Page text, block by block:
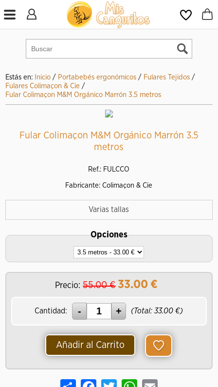
Estás en: Inicio / Portabebés ergonómicos / Fulares Tejidos /
Fulares Colimaçon & Cie /
Fular Colimaçon M&M Orgánico Marrón 3.5 metros
Fular Colimaçon M&M Orgánico Marrón 3.5
metros
Ref.: FULCCO
Fabricante: Colimaçon & Cie
Varias tallas
Opciones
Precio: 55.00 € 33.00 €
Cantidad: (Total:33.00 €)
Añadir al Carrito
Share FacebookTwitterWhatsApp
Email